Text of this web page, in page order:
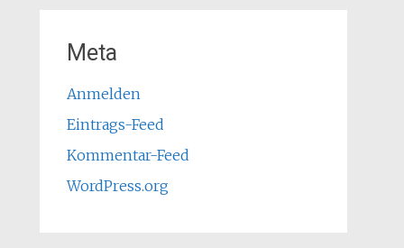
Meta
Anmelden
Eintrags-Feed
Kommentar-Feed
WordPress.org